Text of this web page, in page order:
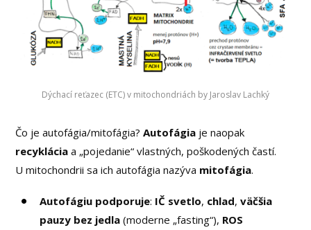
Dýchací reťazec (ETC) v mitochondriách by Jaroslav Lachký
Čo je autofágia/mitofágia?Autofágia je naopak
recyklácia a „pojedanie“ vlastných, poškodených častí.
U mitochondrii sa ich autofágia nazýva mitofágia.
Autofágiu podporuje: IČ svetlo, chlad,väčšia
pauzy bez jedla (moderne „fasting“), ROS